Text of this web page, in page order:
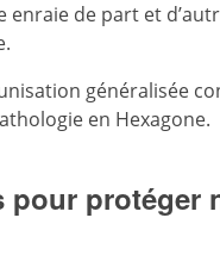
de part et
généralisée
en Hexagone.
protéger